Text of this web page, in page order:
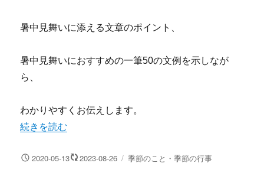
暑中見舞いに添える文章のポイント、
暑中見舞いにおすすめの一筆50の文例を示しなが
ら、
わかりやすくお伝えします。
“暑中見舞いのメッセージや一言に50の例文！ビジネス向
続きを読む
投 2020-05-13 2023-08-26
カ
季節のこと・季節の行事